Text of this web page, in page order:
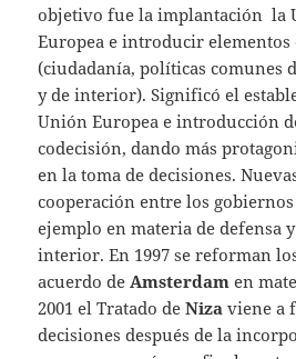
objetivo fue la implantación la
Europea e introducir
(ciudadanía, políticas comunes
y de interior). Significó el
Unión Europea e introducción
codecisión, dando más
en la toma de decisiones.
cooperación entre los
ejemplo en materia de defensa
interior. En 1997 se reforman
acuerdo de Amsterdam en
2001 el Tratado deNiza viene a
decisiones después de la